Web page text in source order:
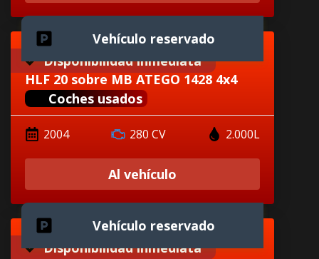
Vehículo reservado
HLF 20 sobre MB ATEGO 1428 4x4
Coches usados
2004 280 CV 2.000L
Al vehículo
Disponibilidad inmediata
Vehículo reservado
Disponibilidad inmediata